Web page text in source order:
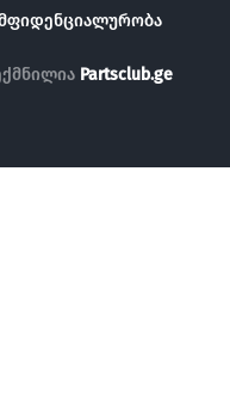
Partsclub.ge